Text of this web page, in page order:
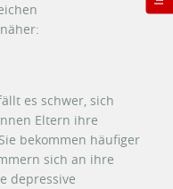
es schwer, sich
Eltern ihre
bekommen häufiger
sich an ihre
depressive